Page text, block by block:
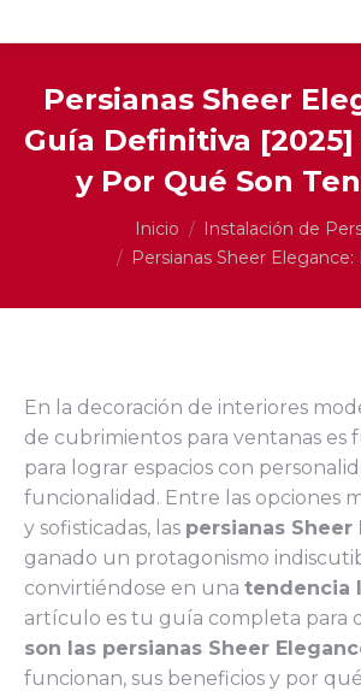
Persianas Sheer
Guía Definitiva [2025]
y Por Qué Son
Inicio
Instalación de
Persianas Sheer Elegance:
En la decoración de interiores
de cubrimientos para ventanas es
para lograr espacios con
funcionalidad. Entre las opciones
y sofisticadas, las persianas Sheer
ganado un protagonismo
convirtiéndose en una tendencia
artículo es tu guía completa para
son las persianas Sheer
funcionan, sus beneficios y por